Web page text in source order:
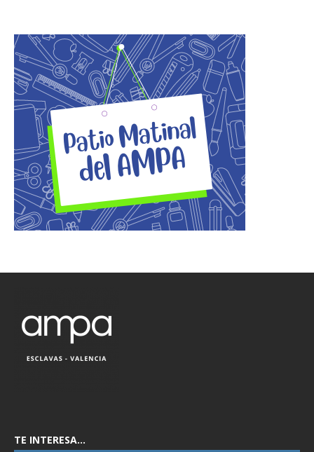
TE INTERESA…